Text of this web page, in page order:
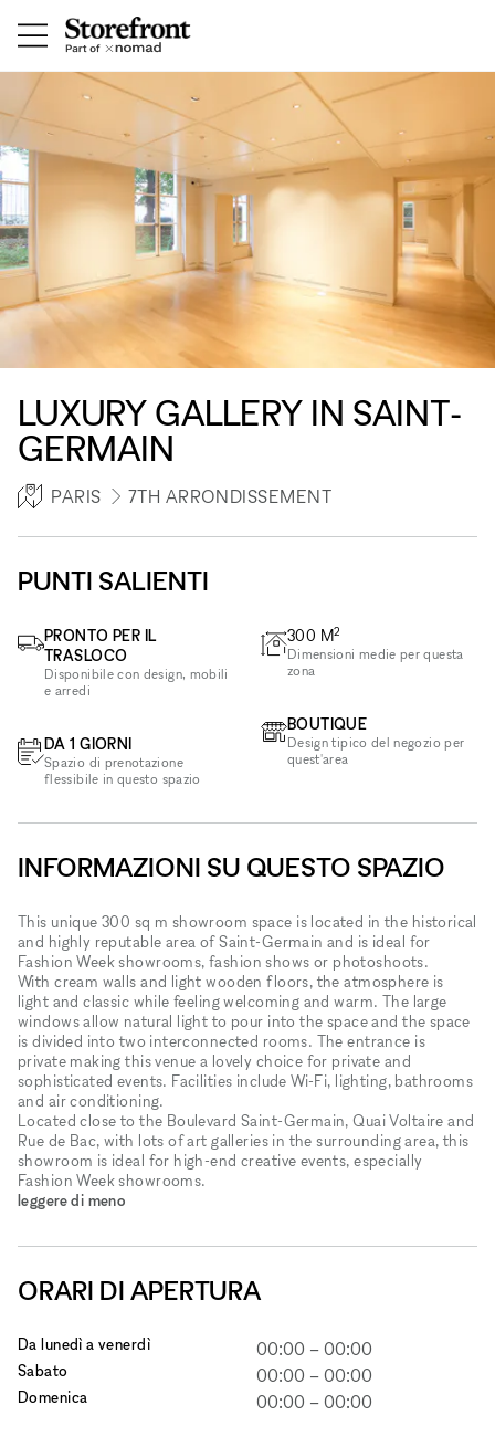
LUXURY GALLERY IN SAINT-
GERMAIN
PARIS 7TH ARRONDISSEMENT
PUNTI SALIENTI
PRONTO PER IL
TRASLOCO
Disponibile con design, mobili
e arredi
DA 1 GIORNI
Spazio di prenotazione
flessibile in questo spazio
300 M2
Dimensioni medie per questa
zona
BOUTIQUE
Design tipico del negozio per
quest'area
INFORMAZIONI SU QUESTO SPAZIO
This unique 300 sq m showroom space is located in the historical
and highly reputable area of Saint-Germain and is ideal for
Fashion Week showrooms, fashion shows or photoshoots.
With cream walls and light wooden floors, the atmosphere is
light and classic while feeling welcoming and warm. The large
windows allow natural light to pour into the space and the space
is divided into two interconnected rooms. The entrance is
private making this venue a lovely choice for private and
sophisticated events. Facilities include Wi-Fi, lighting, bathrooms
and air conditioning.
Located close to the Boulevard Saint-Germain, Quai Voltaire and
Rue de Bac, with lots of art galleries in the surrounding area, this
showroom is ideal for high-end creative events, especially
Fashion Week showrooms.
leggere di meno
ORARI DI APERTURA
Da lunedì a venerdì 00:00 – 00:00
Sabato 00:00 – 00:00
Domenica 00:00 – 00:00